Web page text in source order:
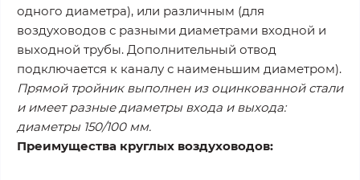
одного диаметра), или различным (для
воздуховодов с разными диаметрами входной и
выходной трубы. Дополнительный отвод
подключается к каналу с наименьшим диаметром).
Прямой тройник выполнен из оцинкованной стали
и имеет разные диаметры входа и выхода:
диаметры 150/100 мм.
Преимущества круглых воздуховодов: